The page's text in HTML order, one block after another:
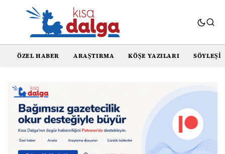
ÖZEL HABER ARAŞTIRMA KÖŞE YAZILARI SÖYLEŞI